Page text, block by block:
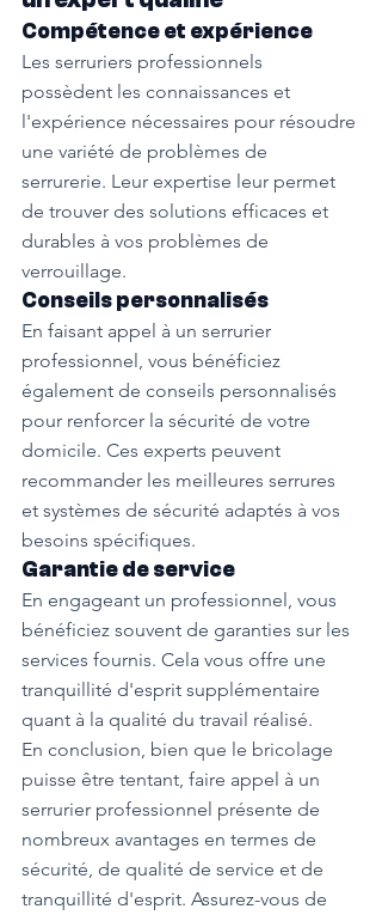
Compétence et expérience
Les serruriers professionnels
possèdent les connaissances et
l'expérience nécessaires pour résoudre
une variété de problèmes de
serrurerie. Leur expertise leur permet
de trouver des solutions efficaces et
durables à vos problèmes de
verrouillage.
Conseils personnalisés
En faisant appel à un serrurier
professionnel, vous bénéficiez
également de conseils personnalisés
pour renforcer la sécurité de votre
domicile. Ces experts peuvent
recommander les meilleures serrures
et systèmes de sécurité adaptés à vos
besoins spécifiques.
Garantie de service
En engageant un professionnel, vous
bénéficiez souvent de garanties sur les
services fournis. Cela vous offre une
tranquillité d'esprit supplémentaire
quant à la qualité du travail réalisé.
En conclusion, bien que le bricolage
puisse être tentant, faire appel à un
serrurier professionnel présente de
nombreux avantages en termes de
sécurité, de qualité de service et de
tranquillité d'esprit. Assurez-vous de